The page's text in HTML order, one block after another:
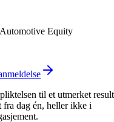
Equity
til et utmerket
dag én, heller ikke i